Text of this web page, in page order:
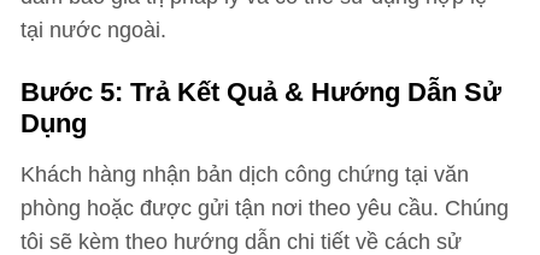
tại nước ngoài.
Bước 5: Trả Kết Quả & Hướng Dẫn Sử
Dụng
Khách hàng nhận bản dịch công chứng tại văn
phòng hoặc được gửi tận nơi theo yêu cầu. Chúng
tôi sẽ kèm theo hướng dẫn chi tiết về cách sử